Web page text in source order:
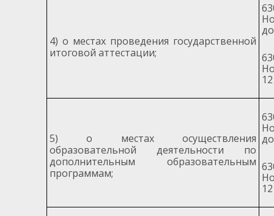
4) о местах проведения государственной
итоговой аттестации;
5) о местах осуществления
образовательной деятельности по
дополнительным образовательным
программам;